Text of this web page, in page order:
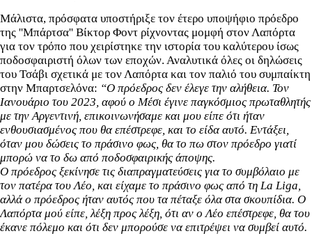
Μάλιστα, πρόσφατα υποστήριξε τον έτερο υποψήφιο πρόεδρο
της ''Μπάρτσα'' Βίκτορ Φοντ ρίχνοντας μομφή στον Λαπόρτα
για τον τρόπο που χειρίστηκε την ιστορία του καλύτερου ίσως
ποδοσφαιριστή όλων των εποχών. Αναλυτικά όλες οι δηλώσεις
του Τσάβι σχετικά με τον Λαπόρτα και τον παλιό του συμπαίκτη
στην Μπαρτσελόνα: “Ο πρόεδρος δεν έλεγε την αλήθεια. Τον
Ιανουάριο του 2023, αφού ο Μέσι έγινε παγκόσμιος πρωταθλητής
με την Αργεντινή, επικοινωνήσαμε και μου είπε ότι ήταν
ενθουσιασμένος που θα επέστρεφε, και το είδα αυτό. Εντάξει,
όταν μου δώσεις το πράσινο φως, θα το πω στον πρόεδρο γιατί
μπορώ να το δω από ποδοσφαιρικής άποψης.
Ο πρόεδρος ξεκίνησε τις διαπραγματεύσεις για το συμβόλαιο με
τον πατέρα του Λέο, και είχαμε το πράσινο φως από τη La Liga,
αλλά ο πρόεδρος ήταν αυτός που τα πέταξε όλα στα σκουπίδια. Ο
Λαπόρτα μού είπε, λέξη προς λέξη, ότι αν ο Λέο επέστρεφε, θα του
έκανε πόλεμο και ότι δεν μπορούσε να επιτρέψει να συμβεί αυτό.